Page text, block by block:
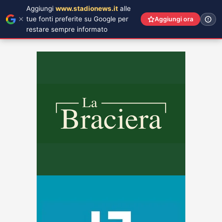
Aggiungi www.stadionews.it alle
tue fonti preferite su Google per
restare sempre informato
Aggiungi ora